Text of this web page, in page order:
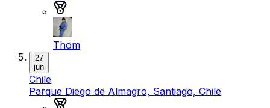
Thom
27
jun
Chile
Parque Diego de Almagro, Santiago, Chile